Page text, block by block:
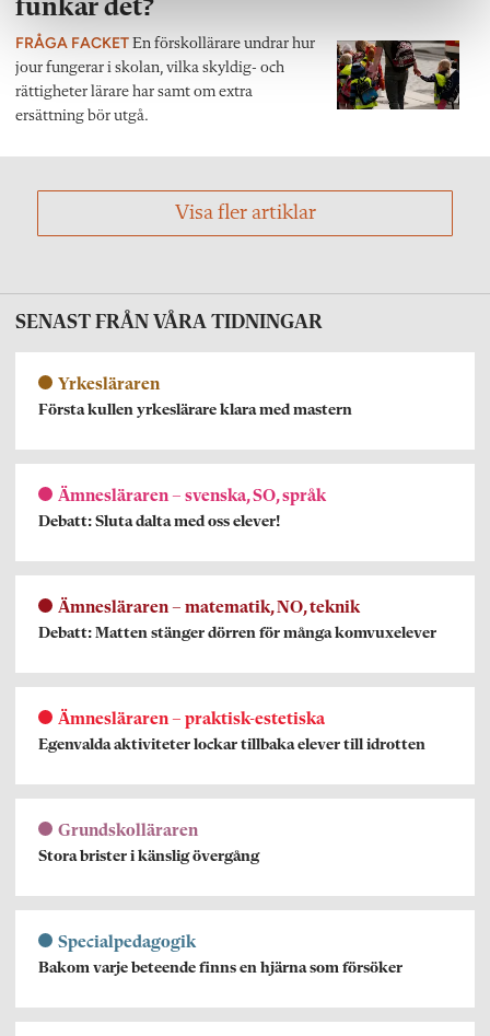
funkar det?
FRÅGA FACKET En förskollärare undrar hur
jour fungerar i skolan, vilka skyldig- och
rättigheter lärare har samt om extra
ersättning bör utgå.
Visa fler artiklar
SENAST FRÅN VÅRA TIDNINGAR
Yrkesläraren
Första kullen yrkeslärare klara med mastern
Ämnesläraren – svenska, SO, språk
Debatt: Sluta dalta med oss elever!
Ämnesläraren – matematik, NO, teknik
Debatt: Matten stänger dörren för många komvuxelever
Ämnesläraren – praktisk-estetiska
Egenvalda aktiviteter lockar tillbaka elever till idrotten
Grundskolläraren
Stora brister i känslig övergång
Specialpedagogik
Bakom varje beteende finns en hjärna som försöker